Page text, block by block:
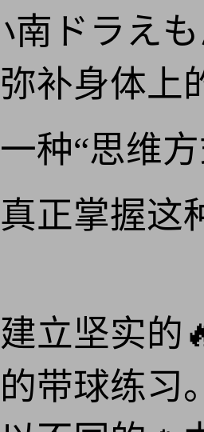
南ドラえ
补身体上
种“思维
正掌握这
立坚实的
带球练习